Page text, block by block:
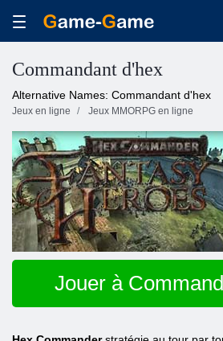
Commandant d'hex
Alternative Names: Commandant d'hex
Jeux en ligne Jeux MMORPG en ligne
Jouer à